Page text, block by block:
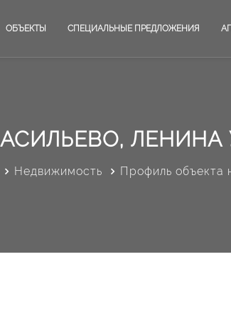
ОБЪЕКТЫ СПЕЦИАЛЬНЫЕ ПРЕДЛОЖЕНИЯ
ЛЕНИНА
Недвижимость Профиль объекта